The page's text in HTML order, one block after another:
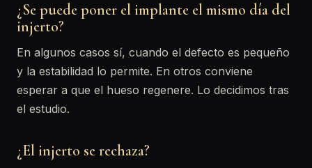
¿Se puede poner el implante el mismo día del
injerto?
En algunos casos sí, cuando el defecto es pequeño
y la estabilidad lo permite. En otros conviene
esperar a que el hueso regenere. Lo decidimos tras
el estudio.
¿El injerto se rechaza?